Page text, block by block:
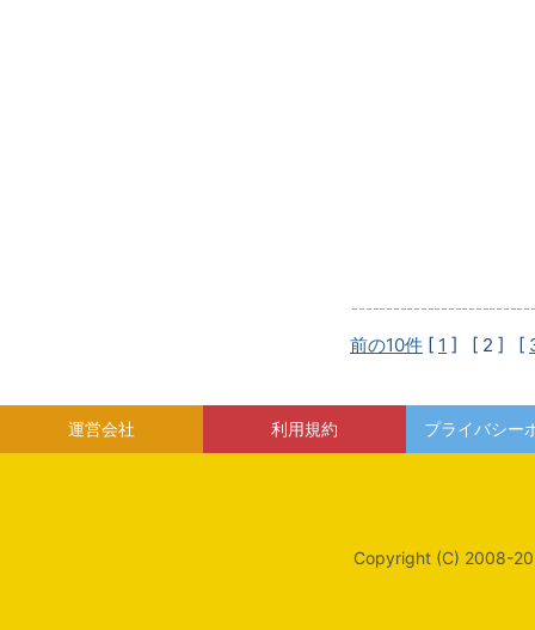
前の10件 [ 1 ] [ 2 ] [
運営会社 利用規約 プライバシー
Copyright (C) 2008-